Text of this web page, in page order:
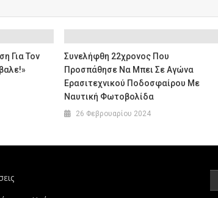
Για Τον
Συνελήφθη 22χρονος Που
Προσπάθησε Να Μπει Σε Αγώνα
Ερασιτεχνικού Ποδοσφαίρου Με
Ναυτική Φωτοβολίδα
26 Φεβρουαρίου 2024